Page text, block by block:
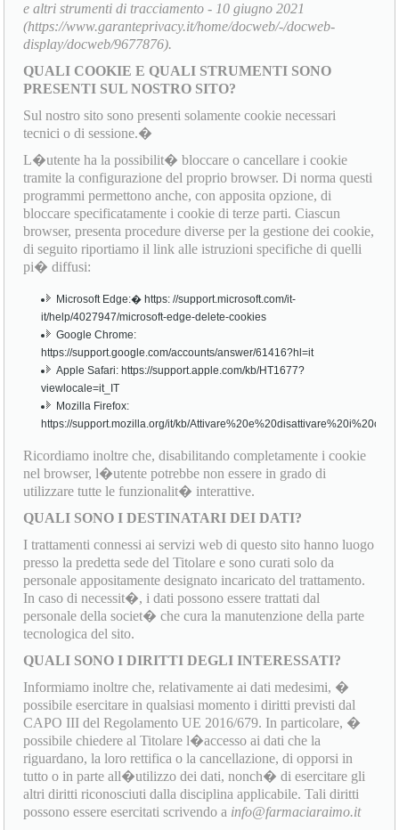
e altri strumenti di tracciamento - 10 giugno 2021
(https://www.garanteprivacy.it/home/docweb/-/docweb-
display/docweb/9677876).
QUALI COOKIE E QUALI STRUMENTI SONO
PRESENTI SUL NOSTRO SITO?
Sul nostro sito sono presenti solamente cookie necessari
tecnici o di sessione.�
L�utente ha la possibilit� bloccare o cancellare i cookie
tramite la configurazione del proprio browser. Di norma questi
programmi permettono anche, con apposita opzione, di
bloccare specificatamente i cookie di terze parti. Ciascun
browser, presenta procedure diverse per la gestione dei cookie,
di seguito riportiamo il link alle istruzioni specifiche di quelli
pi� diffusi:
Microsoft Edge:� https: //support.microsoft.com/it-
it/help/4027947/microsoft-edge-delete-cookies
Google Chrome:
https://support.google.com/accounts/answer/61416?hl=it
Apple Safari: https://support.apple.com/kb/HT1677?
viewlocale=it_IT
Mozilla Firefox:
https://support.mozilla.org/it/kb/
Ricordiamo inoltre che, disabilitando completamente i cookie
nel browser, l�utente potrebbe non essere in grado di
utilizzare tutte le funzionalit� interattive.
QUALI SONO I DESTINATARI DEI DATI?
I trattamenti connessi ai servizi web di questo sito hanno luogo
presso la predetta sede del Titolare e sono curati solo da
personale appositamente designato incaricato del trattamento.
In caso di necessit�, i dati possono essere trattati dal
personale della societ� che cura la manutenzione della parte
tecnologica del sito.
QUALI SONO I DIRITTI DEGLI INTERESSATI?
Informiamo inoltre che, relativamente ai dati medesimi, �
possibile esercitare in qualsiasi momento i diritti previsti dal
CAPO III del Regolamento UE 2016/679. In particolare, �
possibile chiedere al Titolare l�accesso ai dati che la
riguardano, la loro rettifica o la cancellazione, di opporsi in
tutto o in parte all�utilizzo dei dati, nonch� di esercitare gli
altri diritti riconosciuti dalla disciplina applicabile. Tali diritti
possono essere esercitati scrivendo a info@farmaciaraimo.it